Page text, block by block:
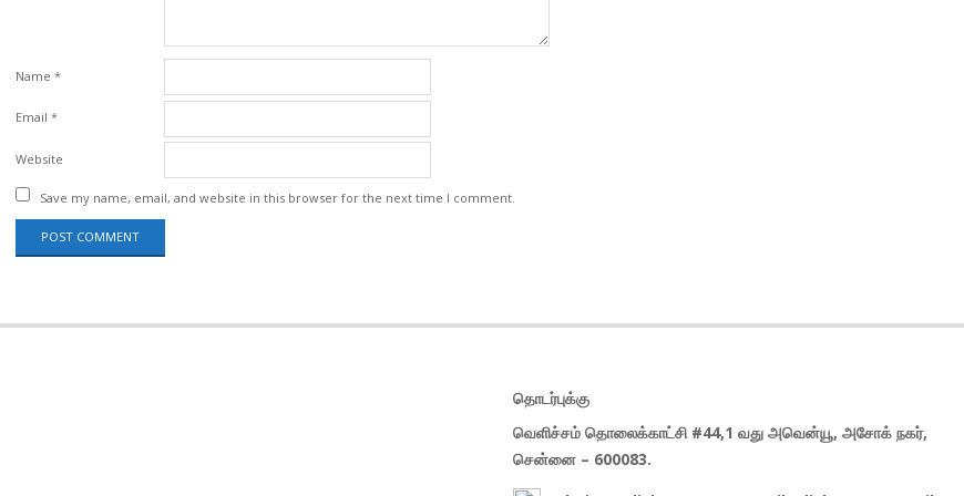
Name *
Email *
Website
Save my name, email, and website in this browser for the next time I comment.
தொடர்புக்கு
வெளிச்சம் தொலைக்காட்சி #44,1 வது அவென்யூ, அசோக் நகர்,
சென்னை – 600083.